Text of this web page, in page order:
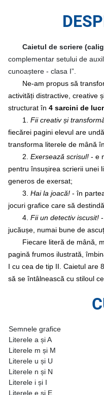
Caietul de scriere
complementar setului de
cunoaștere - clasa I”.
Ne-am propus să
activități distractive, creative
structurat în 4 sarcini de
1. Fii creativ și
fiecărei pagini elevul are
transforma literele de mână
2. Exersează scrisul! - e
pentru însușirea scrierii unei
generos de exersat;
3. Hai la joacă! - în
jocuri grafice care să
4. Fii un detectiv iscusit!
jucăușe, numai bune de
Fiecare literă de mână,
pagină frumos ilustrată,
I cu cea de tip II. Caietul are
să se întâlnească cu stiloul
Semnele grafice
Literele a și A
Literele m și M
Literele u și U
Literele n și N
Literele i și I
Literele e și E